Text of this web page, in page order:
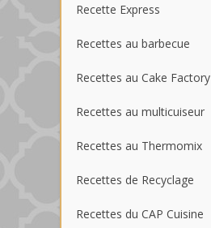
Recette Express
Recettes au barbecue
Recettes au Cake Factory
Recettes au multicuiseur
Recettes au Thermomix
Recettes de Recyclage
Recettes du CAP Cuisine